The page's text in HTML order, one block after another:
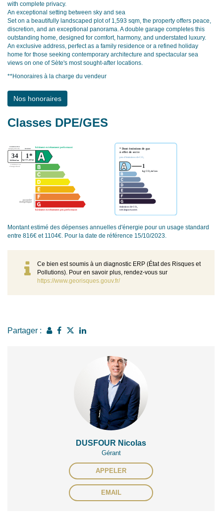
with complete privacy.
An exceptional setting between sky and sea
Set on a beautifully landscaped plot of 1,593 sqm, the property offers peace,
discretion, and an exceptional panorama. A double garage completes this
outstanding home, designed for comfort, harmony, and understated luxury.
An exclusive address, perfect as a family residence or a refined holiday
home for those seeking contemporary architecture and spectacular sea
views on one of Sète's most sought-after locations.
**Honoraires à la charge du vendeur
Nos honoraires
Classes DPE/GES
Montant estimé des dépenses annuelles d'énergie pour un usage standard
entre 816€ et 1104€. Pour la date de référence 15/10/2023.
Ce bien est soumis à un diagnostic ERP (État des Risques et
Pollutions). Pour en savoir plus, rendez-vous sur
https://www.georisques.gouv.fr/
Partager :
DUSFOUR Nicolas
Gérant
APPELER
EMAIL